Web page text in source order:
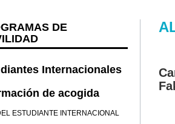
DE
Internacionales
de acogida
ESTUDIANTE INTERNACIONAL